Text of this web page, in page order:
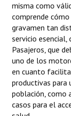
misma como
comprende
gravamen tan
servicio
Pasajeros, que
uno de los
en cuanto
productivas para
población, como
casos para el